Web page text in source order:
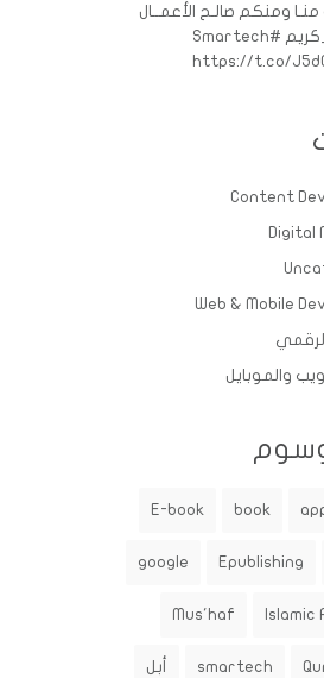
منـا ومنكم صالـح الأعمــال
#Smartech
https://t.co/
Content
Digital
Web & Mobile
والموبايل
book
E-book
Epublishing
google
Islamic
Mus'haf
smartech أبل